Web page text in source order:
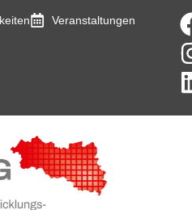
Veranstaltungen